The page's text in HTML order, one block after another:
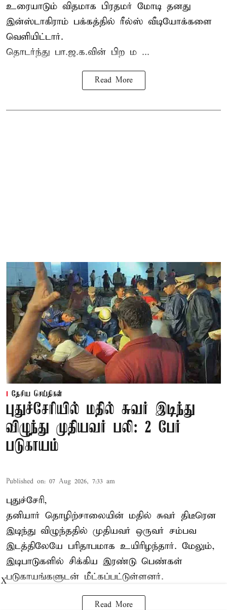
உரையாடும் விதமாக பிரதமர் மோடி தனது
இன்ஸ்டாகிராம் பக்கத்தில் ரீல்ஸ் வீடியோக்களை
வெளியிட்டார்.
தொடர்ந்து பா.ஜ.க.வின் பிற ம ...
Read More
தேசிய செய்திகள்
புதுச்சேரியில் மதில் சுவர் இடிந்து
விழுந்து முதியவர் பலி: 2 பேர்
படுகாயம்
Published on: 07 Aug 2026, 7:33 am
புதுச்சேரி,
தனியார் தொழிற்சாலையின் மதில் சுவர் திடீரென
இடிந்து விழுந்ததில் முதியவர் ஒருவர் சம்பவ
இடத்திலேயே பரிதாபமாக உயிரிழந்தார். மேலும்,
இடிபாடுகளில் சிக்கிய இரண்டு பெண்கள்
படுகாயங்களுடன் மீட்கப்பட்டுள்ளனர்.
Read More
X